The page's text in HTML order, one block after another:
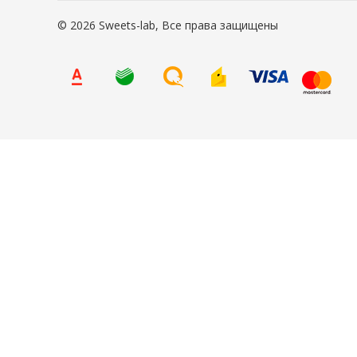
© 2026 Sweets-lab, Все права защищены